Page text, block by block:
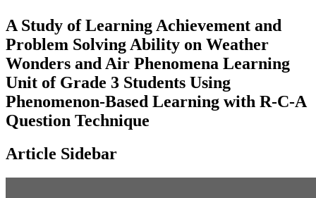
A Study of Learning Achievement and
Problem Solving Ability on Weather
Wonders and Air Phenomena Learning
Unit of Grade 3 Students Using
Phenomenon-Based Learning with R-C-A
Question Technique
Article Sidebar